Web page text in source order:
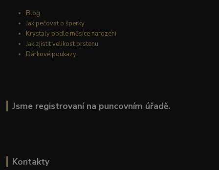
Blog
Jak pečovat o šperky
Krystaly podle měsíce narození
Jak zjistit velikost prstenu
Dárkové poukazy
Jsme registrovaní na puncovním úřadě.
Kontakty